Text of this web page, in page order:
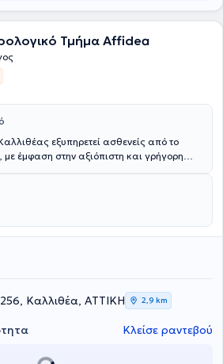
Τμήμα Affidea
εξυπηρετεί ασθενείς από το
με έμφαση στην αξιόπιστη και γρήγορη
ελέγχους και γυναικολογική
256, Καλλιθέα, ΑΤΤΙΚΗ 2,9 km
Κλείσε ραντεβού